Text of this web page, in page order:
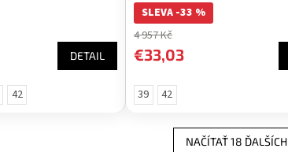
DETAIL
42
SLEVA -33 %
4 957 Kč
€33,03
39 42
NAČÍTAŤ 18 ĎALŠÍCH